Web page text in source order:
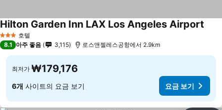
3 성급 호텔
Hilton Garden Inn LAX Los Angeles Airport
8.1 아주 좋음 3,115 로스앤젤레스공항에서 2.9km
최저가 ₩179,176
6개 사이트의 요금 보기 요금 보기